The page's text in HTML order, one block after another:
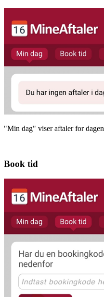
"Min dag" viser aftaler for dagen
Book tid